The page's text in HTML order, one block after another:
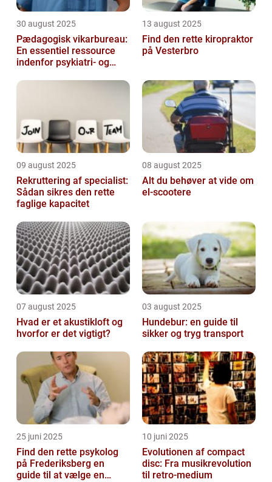
30 august 2025
Pædagogisk vikarbureau:
En essentiel ressource
indenfor psykiatri- og
13 august 2025
Find den rette kiropraktor
på Vesterbro
09 august 2025
Rekruttering af specialist:
Sådan sikres den rette
faglige kapacitet
08 august 2025
Alt du behøver at vide om
el-scootere
07 august 2025
Hvad er et akustikloft og
hvorfor er det vigtigt?
03 august 2025
Hundebur: en guide til
sikker og tryg transport
25 juni 2025
Find den rette psykolog
på Frederiksberg en
guide til at vælge en
10 juni 2025
Evolutionen af compact
disc: Fra musikrevolution
til retro-medium